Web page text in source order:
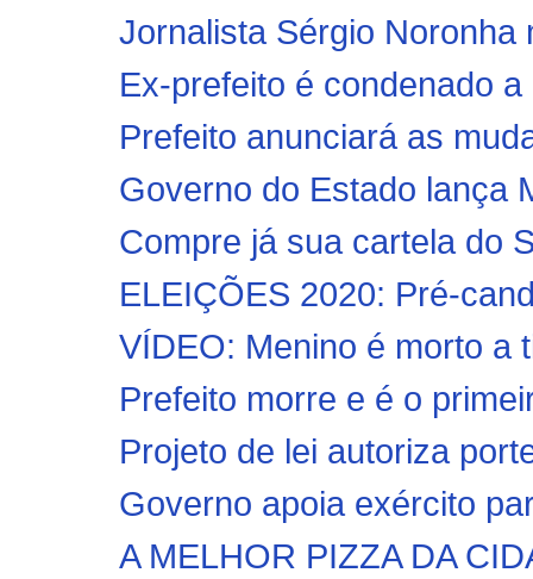
Jornalista Sérgio
Ex-prefeito é condenado
Prefeito anunciará as
Governo do Estado lança
Compre já sua cartela do
ELEIÇÕES 2020: Pré-
VÍDEO: Menino é morto a
Prefeito morre e é o
Projeto de lei autoriza
Governo apoia exército
A MELHOR PIZZA DA